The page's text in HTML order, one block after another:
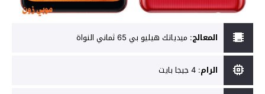
المعالج: ميدياتك هيليو بي 65 ثماني النواة
الرام: 4 جيجا بايت